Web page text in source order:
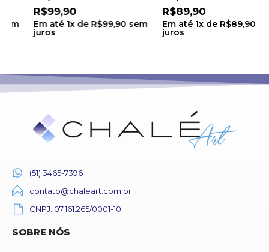
99,90
Em até1 x deR$99,90sem
juros
89,90
Em até1 x deR$89,90sem
(51) 3465-7396
contato@chaleart.com.br
CNPJ: 07.161.265/0001-10
SOBRE NÓS